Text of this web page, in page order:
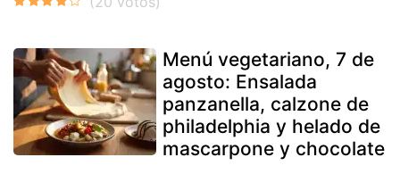
Menú vegetariano, 7 de
agosto: Ensalada
panzanella, calzone de
philadelphia y helado de
mascarpone y chocolate